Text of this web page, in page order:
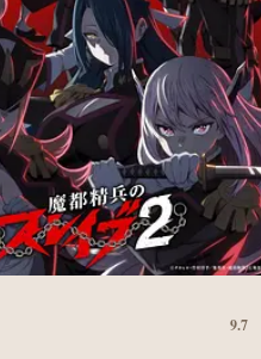
9.7